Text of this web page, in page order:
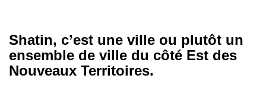
Shatin, c’est une ville ou plutôt un
ensemble de ville du côté Est des
Nouveaux Territoires.